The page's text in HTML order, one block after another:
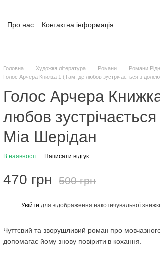
Про нас
Контактна інформація
Головна Художня література Романи
Романи
Голос Арчера Книжка 1 (Там, де любов зустрічається з
Голос Арчера
любов
Міа Шерідан
В наявності Написати відгук
470 грн 500 грн
Увійти для відображення накопичувальної
Чуттєвий та зворушливий роман про
допомагає йому знову повірити в кохання.